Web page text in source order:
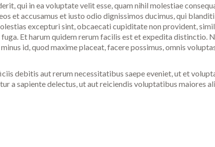
qui in ea voluptate velit esse, quam nihil molestiae
et accusamus et iusto odio dignissimos ducimus, qui
excepturi sint, obcaecati cupiditate non provident,
Et harum quidem rerum facilis est et expedita distinctio.
id, quod maxime placeat, facere possimus, omnis
debitis aut rerum necessitatibus saepe eveniet, ut et
a sapiente delectus, ut aut reiciendis voluptatibus maiores